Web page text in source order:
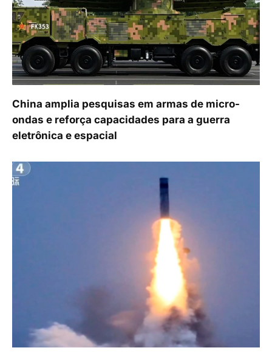
China amplia pesquisas em armas de micro-
ondas e reforça capacidades para a guerra
eletrônica e espacial